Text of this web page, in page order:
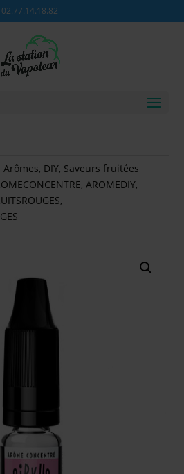
02.77.14.18.82
Arômes, DIY, Saveurs fruitées
,AROMEDIY,
,